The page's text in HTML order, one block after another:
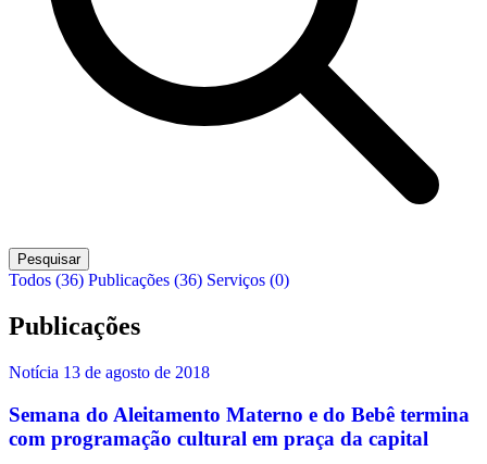
Pesquisar
Todos (36) Publicações (36) Serviços (0)
Publicações
Notícia 13 de agosto de 2018
Semana do Aleitamento Materno e do Bebê termina
com programação cultural em praça da capital